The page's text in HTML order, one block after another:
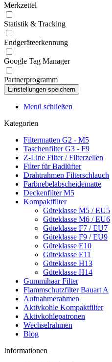
Merkzettel
Statistik & Tracking
Endgeräteerkennung
Google Tag Manager
Partnerprogramm
Menü schließen
Kategorien
Filtermatten G2 - M5
Taschenfilter G3 - F9
Z-Line Filter / Filterzellen
Filter für Badlüfter
Drahtrahmen Filterschlauch
Farbnebelabscheidematte
Deckenfilter M5
Kompaktfilter
Güteklasse M5 / EU5
Güteklasse M6 / EU6
Güteklasse F7 / EU7
Güteklasse F9 / EU9
Güteklasse E10
Güteklasse E11
Güteklasse H13
Güteklasse H14
Gummihaar Filter
Flammschutzfilter Bauart A
Aufnahmerahmen
Aktivkohle Kompaktfilter
Aktivkohlepatronen
Wechselrahmen
Blog
Informationen